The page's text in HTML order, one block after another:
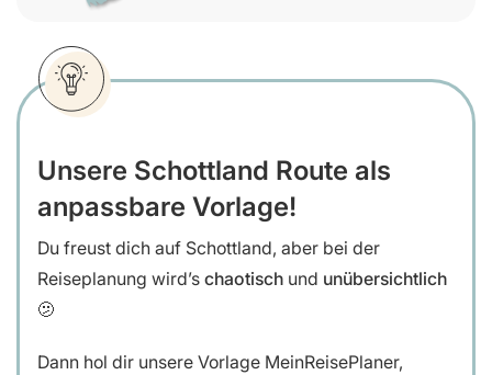
Unsere Schottland Route als
anpassbare Vorlage!
Du freust dich auf Schottland, aber bei der
Reiseplanung wird’s chaotisch und unübersichtlich
🫤
Dann hol dir unsere Vorlage MeinReisePlaner,